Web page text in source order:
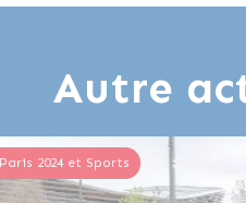
Autre
2024 et Sports